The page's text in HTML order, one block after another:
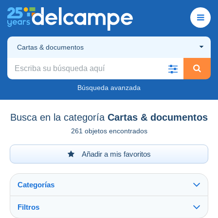
Cartas & documentos
Búsqueda avanzada
Busca en la categoría Cartas & documentos
261 objetos encontrados
Añadir a mis favoritos
Categorías
Filtros